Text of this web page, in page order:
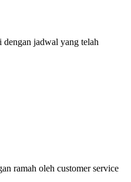
dengan jadwal yang telah
ramah oleh customer service